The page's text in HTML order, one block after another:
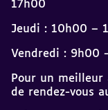
17h00
Jeudi : 10h00 –
Vendredi : 9h00
Pour un meilleur
de rendez-vous